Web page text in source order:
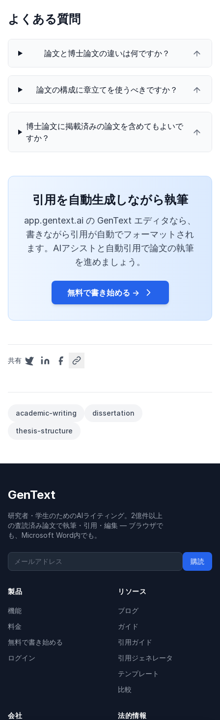
よくある質問
論文と博士論文の違いは何ですか？
論文の構成に章立てを使うべきですか？
博士論文に掲載済みの論文を含めてもよいで
すか？
引用を自動生成しながら執筆
app.gentext.ai の GenText エディタなら、
書きながら引用が自動でフォーマットされ
ます。AIアシストと自動引用で論文の執筆
を進めましょう。
無料で書き始める →
共有
academic-writing dissertation
thesis-structure
GenText
研究者・学生のためのAIライティング。2億件以上
の査読済み論文で執筆・引用・編集 — ブラウザで
も、Microsoft Word内でも。
購読
製品
機能
料金
無料で書き始める
ログイン
リソース
ブログ
ガイド
引用ガイド
引用ジェネレータ
テンプレート
比較
会社 法的情報